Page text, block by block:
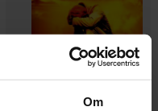
Om